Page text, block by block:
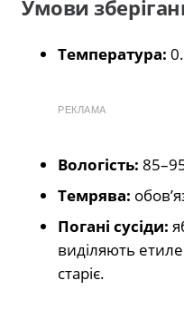
Умови
Температура:
РЕКЛАМА
Вологість:
Темрява:
Погані сусіди:
виділяють
старіє.